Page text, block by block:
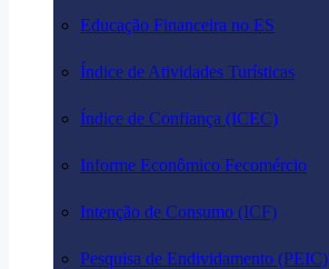
Educação Financeira no ES
Índice de Atividades Turísticas
Índice de Confiança (ICEC)
Informe Econômico Fecomércio
Intenção de Consumo (ICF)
Pesquisa de Endividamento (PEIC)